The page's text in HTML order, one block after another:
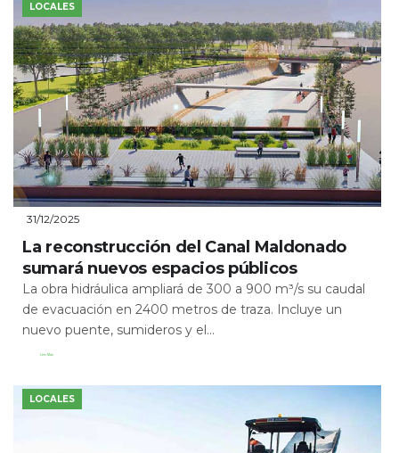
LOCALES
31/12/2025
La reconstrucción del Canal Maldonado
sumará nuevos espacios públicos
La obra hidráulica ampliará de 300 a 900 m³/s su caudal
de evacuación en 2400 metros de traza. Incluye un
nuevo puente, sumideros y el...
Leer Más
LOCALES